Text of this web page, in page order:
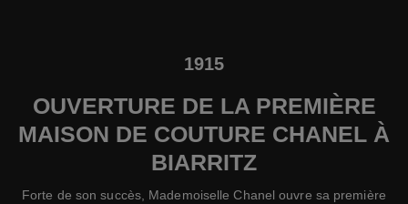
1915
OUVERTURE DE LA PREMIÈRE
MAISON DE COUTURE CHANEL À
BIARRITZ
Forte de son succès, Mademoiselle Chanel ouvre sa première